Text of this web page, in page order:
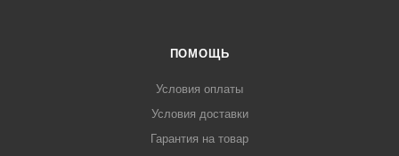
ПОМОЩЬ
Условия оплаты
Условия доставки
Гарантия на товар